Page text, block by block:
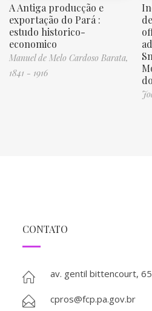
A Antiga producção e
exportação do Pará :
estudo historico-
economico
Manuel de Melo Cardoso Barata,
1841 - 1916
CONTATO
av. gentil bittencourt,
cpros@fcp.pa.gov.br